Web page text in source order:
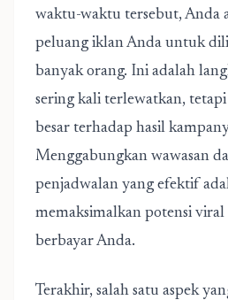
waktu-waktu tersebut, Anda
peluang iklan Anda untuk
banyak orang. Ini adalah
sering kali terlewatkan,
besar terhadap hasil
Menggabungkan wawasan
penjadwalan yang efektif
memaksimalkan potensi
berbayar Anda.
Terakhir, salah satu aspek